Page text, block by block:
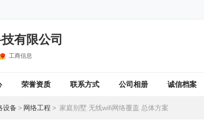
有限公司
工商信息
荣誉资质 联系方式 公司相册 诚信档案
设备 > 网络工程 > 家庭别墅 无线wifi网络覆盖 总体方案